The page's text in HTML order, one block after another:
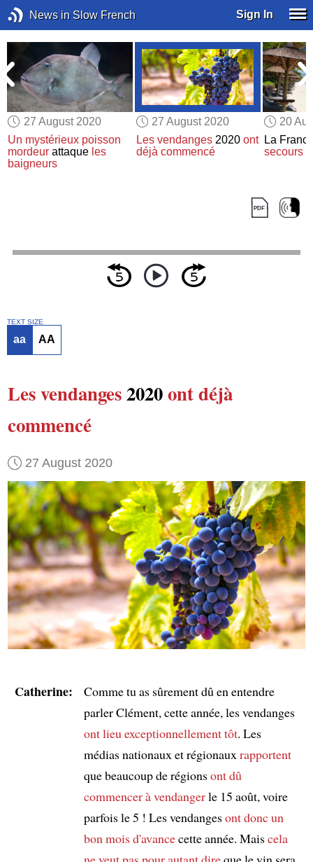
News in Slow French Sign In
27 August 2020
Un mystérieux poisson
mordeur attaque les
baigneurs
27 August 2020
Les vendanges2020 ont
déjà commencé
20
La
secours
TEXT SIZE
aa AA
Les vendanges2020ont déjà
commencé
27 August 2020
Catherine:
Comme tu as sûrement dû en entendre
parler Clément, cette année, les vendanges
ont lieu exceptionnellement tôt. Les
médias nationaux et régionaux rapportent
que beaucoup de régionsont dû
commencer à vendangerle 15 août, voire
parfois le 5 ! Les vendangesont donc un
bon mois d'avancecette année. Maiscela